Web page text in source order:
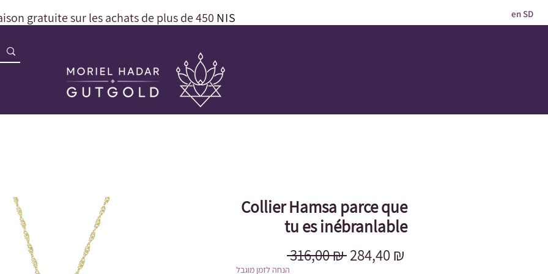
en SD
gratuite sur les achats de plus de 450 NIS
Collier Hamsa parce que
tu es inébranlable
316,00 ₪ Prix
284,40 ₪
הנחה לזמן מוגבל